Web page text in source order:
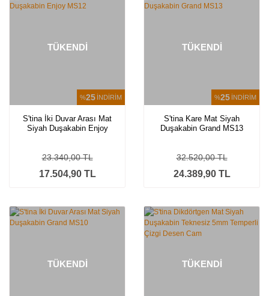
%25 İNDİRİM
TÜKENDİ
S'tina İki Duvar Arası Mat
Siyah Duşakabin Enjoy
17.504,90 TL
23.340,00 TL
%25 İNDİRİM
TÜKENDİ
S'tina Kare Mat Siyah
Duşakabin Grand MS13
24.389,90 TL
32.520,00 TL
TÜKENDİ TÜKENDİ